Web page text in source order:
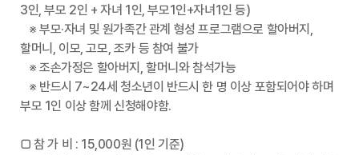
3인, 부모 2인 + 자녀 1인, 부모1인+자녀1인 등)
※ 부모·자녀 및 원가족간 관계 형성 프로그램으로 할아버지,
할머니, 이모, 고모, 조카 등 참여 불가
※ 조손가정은 할아버지, 할머니와 참석가능
※ 반드시 7~24세 청소년이 반드시 한 명 이상 포함되어야 하며
부모 1인 이상 함께 신청해야함.
□ 참 가 비 : 15,000원 (1인 기준)